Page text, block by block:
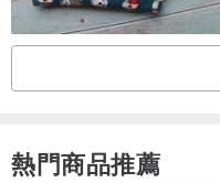
4. 棉質袋子清洗後，有機會
袋子自然晾乾就好。
熱門商品推薦